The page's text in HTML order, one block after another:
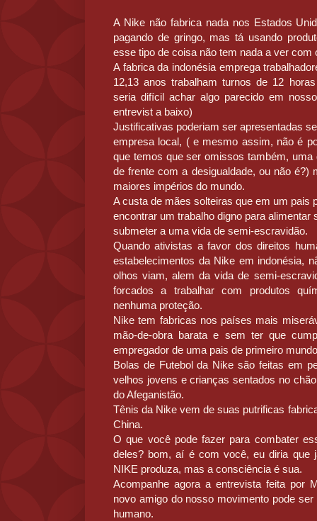
A Nike não fabrica nada nos Estados
pagando de gringo, mas tá usando
esse tipo de coisa não tem nada a ver
A fabrica da indonésia emprega
12,13 anos trabalham turnos de 12
seria difícil achar algo parecido em
entrevist a baixo)
Justificativas poderiam ser apresentadas
empresa local, ( e mesmo assim, não é
que temos que ser omissos também,
de frente com a desigualdade, ou não é?)
maiores impérios do mundo.
A custa de mães solteiras que em um pais
encontrar um trabalho digno para
submeter a uma vida de semi-escravidão.
Quando ativistas a favor dos direitos
estabelecimentos da Nike em indonésia,
olhos viam, alem da vida de semi-
forcados a trabalhar com produtos
nenhuma proteção.
Nike tem fabricas nos países mais
mão-de-obra barata e sem ter que
empregador de uma pais de primeiro
Bolas de Futebol da Nike são feitas em
velhos jovens e crianças sentados no
do Afeganistão.
Tênis da Nike vem de suas putrificas
China.
O que você pode fazer para combater
deles? bom, aí é com você, eu diria que
NIKE produza, mas a consciência é sua.
Acompanhe agora a entrevista feita por
novo amigo do nosso movimento pode
humano.